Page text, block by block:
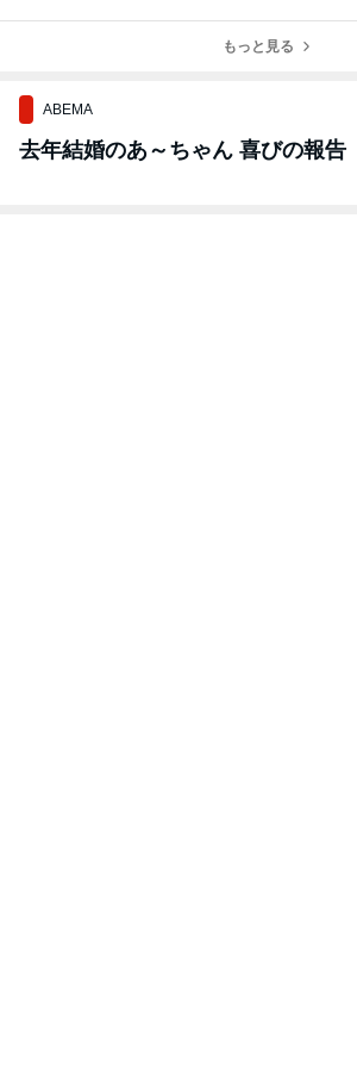
もっと見る
ABEMA
去年結婚のあ～ちゃん 喜びの報告